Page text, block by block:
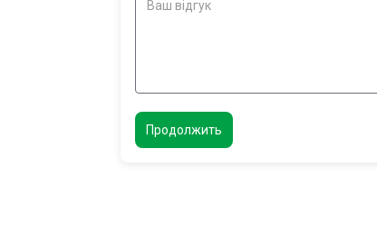
Продолжить